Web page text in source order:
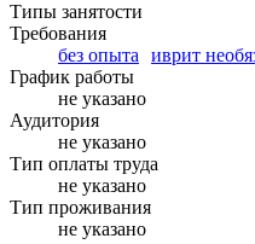
Типы занятости
Требования
без опыта
иврит
График работы
не указано
Аудитория
не указано
Тип оплаты труда
не указано
Тип проживания
не указано